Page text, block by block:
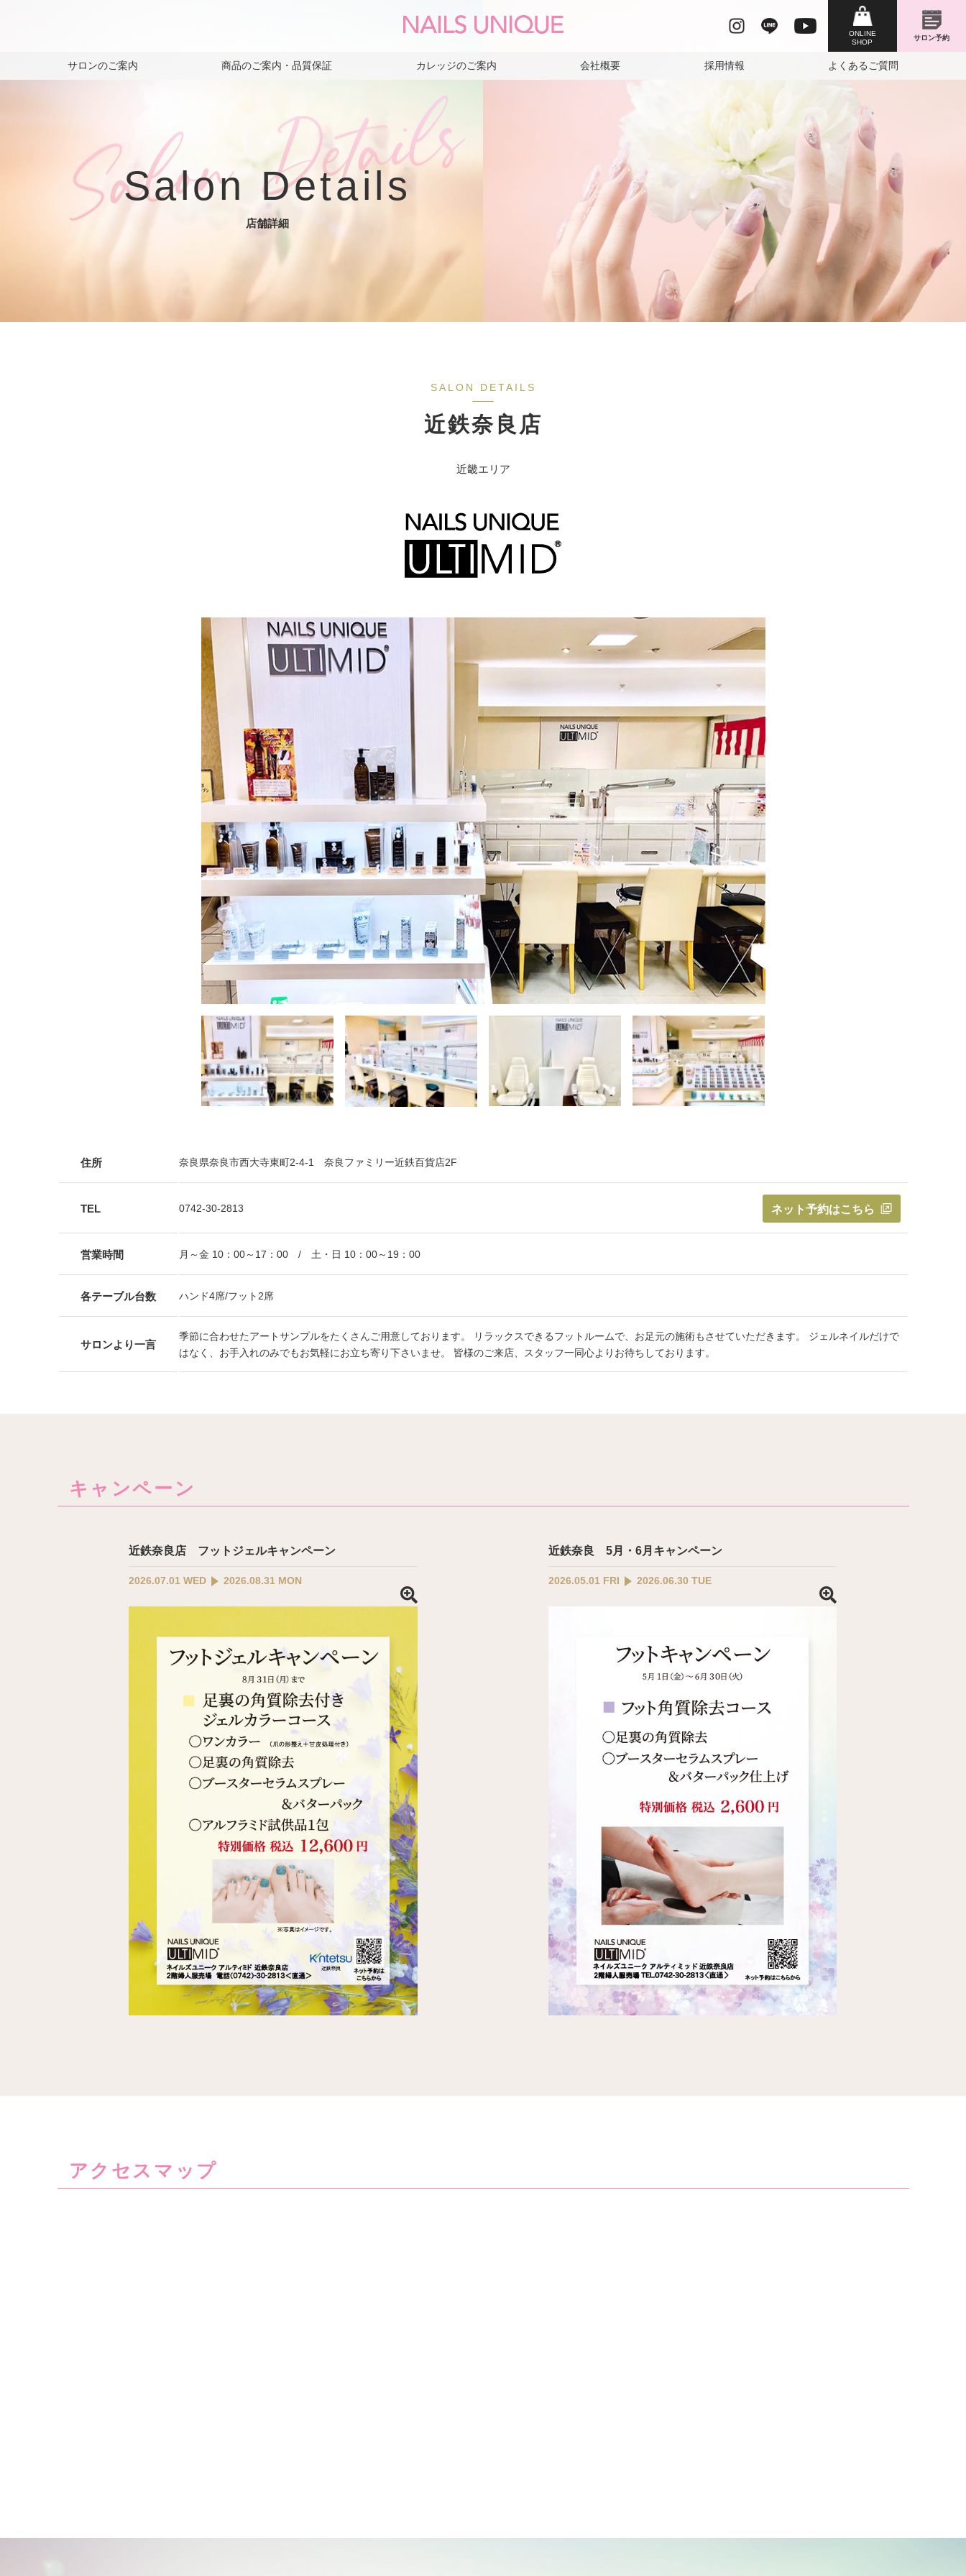
サロンのご案内 商品のご案内・品質保証 カレッジのご案内 会社概要 採用情報 よくあるご質問
Salon Details
店舗詳細
近鉄奈良店
近畿エリア
住所 奈良県奈良市西大寺東町2-4-1 奈良ファミリー近鉄百貨店2F
TEL 0742-30-2813
営業時間 月～金 10：00～17：00 / 土・日 10：00～19：00
各テーブル台数 ハンド4席/フット2席
サロンより一言
季節に合わせたアートサンプルをたくさんご用意しております。 リラックスできるフットルームで、お足元の施術もさせていただきます。 ジェルネイルだけで
はなく、お手入れのみでもお気軽にお立ち寄り下さいませ。 皆様のご来店、スタッフ一同心よりお待ちしております。
キャンペーン
近鉄奈良店 フットジェルキャンペーン
2026.07.01 WED 2026.08.31 MON
近鉄奈良 5月・6月キャンペーン
2026.05.01 FRI 2026.06.30 TUE
アクセスマップ